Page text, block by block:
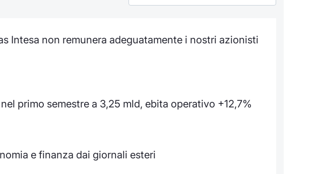
Intesa non remunera adeguatamente i nostri azionisti
primo semestre a 3,25 mld, ebita operativo +12,7%
e finanza dai giornali esteri